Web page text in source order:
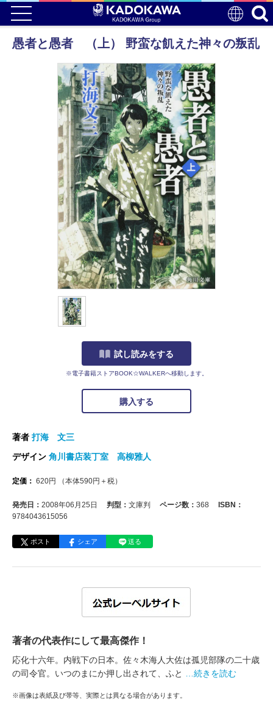
愚者と愚者 （上） 野蛮な飢えた神々の叛乱
試し読みをする
※電子書籍ストアBOOK☆WALKERへ移動します。
購入する
著者 打海 文三
デザイン 角川書店装丁室 高柳雅人
定価： 620円 （本体590円＋税）
発売日： 2008年06月25日 判型： 文庫判 ページ数： 368
ISBN：
9784043615056
ポスト シェア 送る
著者の代表作にして最高傑作！
応化十六年。内戦下の日本。佐々木海人大佐は孤児部隊の二十歳
の司令官。いつのまにか押し出されて、ふと
…続きを読む
※画像は表紙及び帯等、実際とは異なる場合があります。